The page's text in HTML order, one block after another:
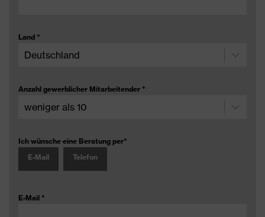
Land *
Anzahl gewerblicher Mitarbeitender *
Ich wünsche eine Beratung per*
E-Mail
Telefon
E-Mail *